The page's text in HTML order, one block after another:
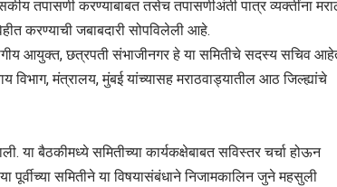
तपासणी करण्याबाबत तसेच तपासणीअंती पात्र व्यक्तींना
करण्‍याची जबाबदारी सोपविलेली आहे.
आयुक्‍त, छत्रपती संभाजीनगर हे या समितीचे सदस्‍य सचिव
मंत्रालय, मुंबई यांच्यासह मराठवाड्यातील आठ जिल्‍ह्यांचे
या बैठकीमध्‍ये समितीच्‍या कार्यकक्षेबाबत सविस्‍तर चर्चा होऊन
पूर्वीच्‍या समितीने या विषयासंबंधाने निजामकालिन जुने महसुली